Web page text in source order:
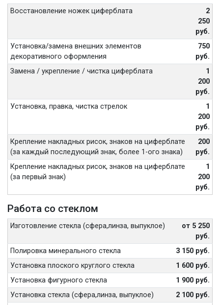
Восстановление ножек циферблата
2
250
руб.
Установка/замена внешних элементов
декоративного оформления
750
руб.
Замена / укрепление / чистка циферблата
1
200
руб.
Установка, правка, чистка стрелок
1
200
руб.
Крепление накладных рисок, знаков на циферблате
(за каждый последующий знак, более 1-ого знака)
200
руб.
Крепление накладных рисок, знаков на циферблате
(за первый знак)
1
200
руб.
Работа со стеклом
Изготовление стекла (сфера,линза, выпуклое)
от 5 250
руб.
Полировка минерального стекла
3 150 руб.
Установка плоского круглого стекла
1 600 руб.
Установка фигурного стекла
1 900 руб.
Установка стекла (сфера,линза, выпуклое)
2 100 руб.